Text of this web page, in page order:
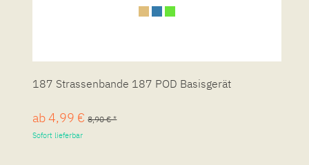
187 Strassenbande 187 POD Basisgerät
ab 4,99 € 8,90 € *
Sofort lieferbar